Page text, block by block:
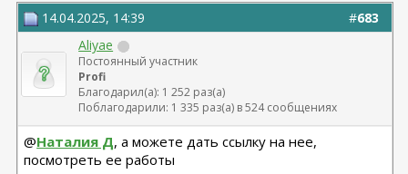
#683
14.04.2025, 14:39
Aliyae
Постоянный участник
Profi
Благодарил(а): 1 252 раз(а)
Поблагодарили: 1 335 раз(а) в 524 сообщениях
@Наталия Д, а можете дать ссылку на нее,
посмотреть ее работы